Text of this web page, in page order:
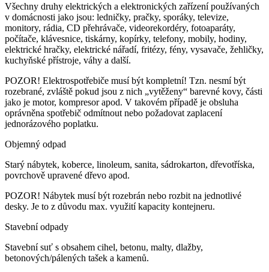
Všechny druhy elektrických a elektronických zařízení používaných
v domácnosti jako jsou: ledničky, pračky, sporáky, televize,
monitory, rádia, CD přehrávače, videorekordéry, fotoaparáty,
počítače, klávesnice, tiskárny, kopírky, telefony, mobily, hodiny,
elektrické hračky, elektrické nářadí, fritézy, fény, vysavače, žehličky,
kuchyňské přístroje, váhy a další.
POZOR! Elektrospotřebiče musí být kompletní! Tzn. nesmí být
rozebrané, zvláště pokud jsou z nich „vytěženy“ barevné kovy, části
jako je motor, kompresor apod. V takovém případě je obsluha
oprávněna spotřebič odmítnout nebo požadovat zaplacení
jednorázového poplatku.
Objemný odpad
Starý nábytek, koberce, linoleum, sanita, sádrokarton, dřevotříska,
povrchově upravené dřevo apod.
POZOR! Nábytek musí být rozebrán nebo rozbit na jednotlivé
desky. Je to z důvodu max. využití kapacity kontejneru.
Stavební odpady
Stavební suť s obsahem cihel, betonu, malty, dlažby,
betonových/pálených tašek a kamenů.